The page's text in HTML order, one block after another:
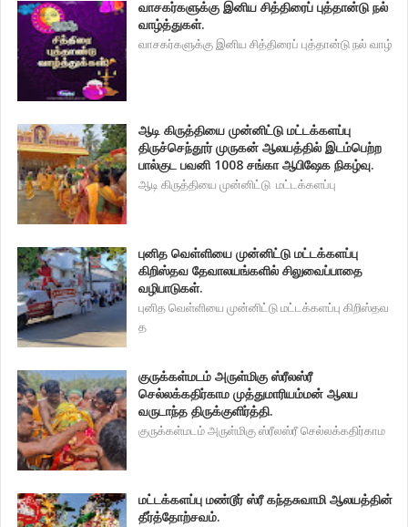
வாசகர்களுக்கு இனிய சித்திரைப் புத்தான்டு நல்
வாழ்த்துகள்.
வாசகர்களுக்கு இனிய சித்திரைப் புத்தான்டு நல் வாழ்
ஆடி கிருத்தியை முன்னிட்டு மட்டக்களப்பு
திருச்செந்தூர் முருகன் ஆலயத்தில் இடம்பெற்ற
பால்குட பவனி 1008 சங்கா ஆபிஷேக நிகழ்வு.
ஆடி கிருத்தியை முன்னிட்டு மட்டக்களப்பு
புனித வெள்ளியை முன்னிட்டு மட்டக்களப்பு
கிறிஸ்தவ தேவாலயங்களில் சிலுவைப்பாதை
வழிபாடுகள்.
புனித வெள்ளியை முன்னிட்டு மட்டக்களப்பு கிறிஸ்தவ
த
குருக்கள்மடம் அருள்மிகு ஸ்ரீலஸ்ரீ
செல்லக்கதிர்காம முத்துமாரியம்மன் ஆலய
வருடாந்த திருக்குளிர்த்தி.
குருக்கள்மடம் அருள்மிகு ஸ்ரீலஸ்ரீ செல்லக்கதிர்காம
மட்டக்களப்பு மண்டூர் ஸ்ரீ கந்தசுவாமி ஆலயத்தின்
தீர்த்தோற்சவம்.